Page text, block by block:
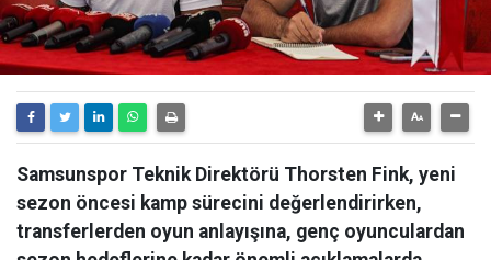
Samsunspor Teknik Direktörü Thorsten Fink, yeni
sezon öncesi kamp sürecini değerlendirirken,
transferlerden oyun anlayışına, genç oyunculardan